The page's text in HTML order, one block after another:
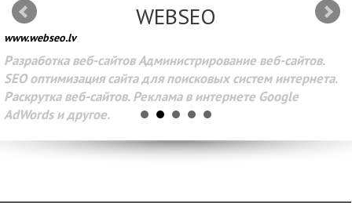
WEBSEO
www.webseo.lv
Разработка веб-сайтов Администрирование веб-сайтов.
SEO оптимизация сайта для поисковых систем интернета.
Раскрутка веб-сайтов. Реклама в интернете Google
AdWords и другое.